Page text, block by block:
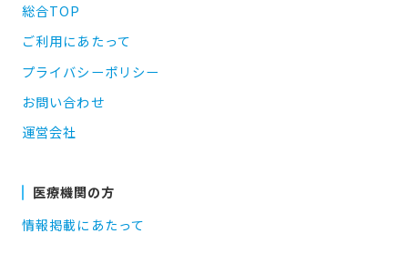
総合TOP
ご利用にあたって
プライバシーポリシー
お問い合わせ
運営会社
医療機関の方
情報掲載にあたって